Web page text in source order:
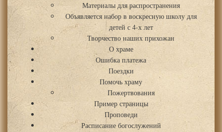
Материалы для распространения
Объявляется набор в воскресную школу для
детей с 4-х лет
Творчество наших прихожан
О храме
Ошибка платежа
Поездки
Помочь храму
Пожертвования
Пример страницы
Проповеди
Расписание богослужений